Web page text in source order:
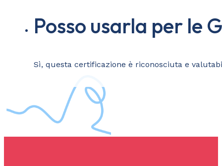
Posso usarla per le
Sì, questa certificazione è riconosciuta e